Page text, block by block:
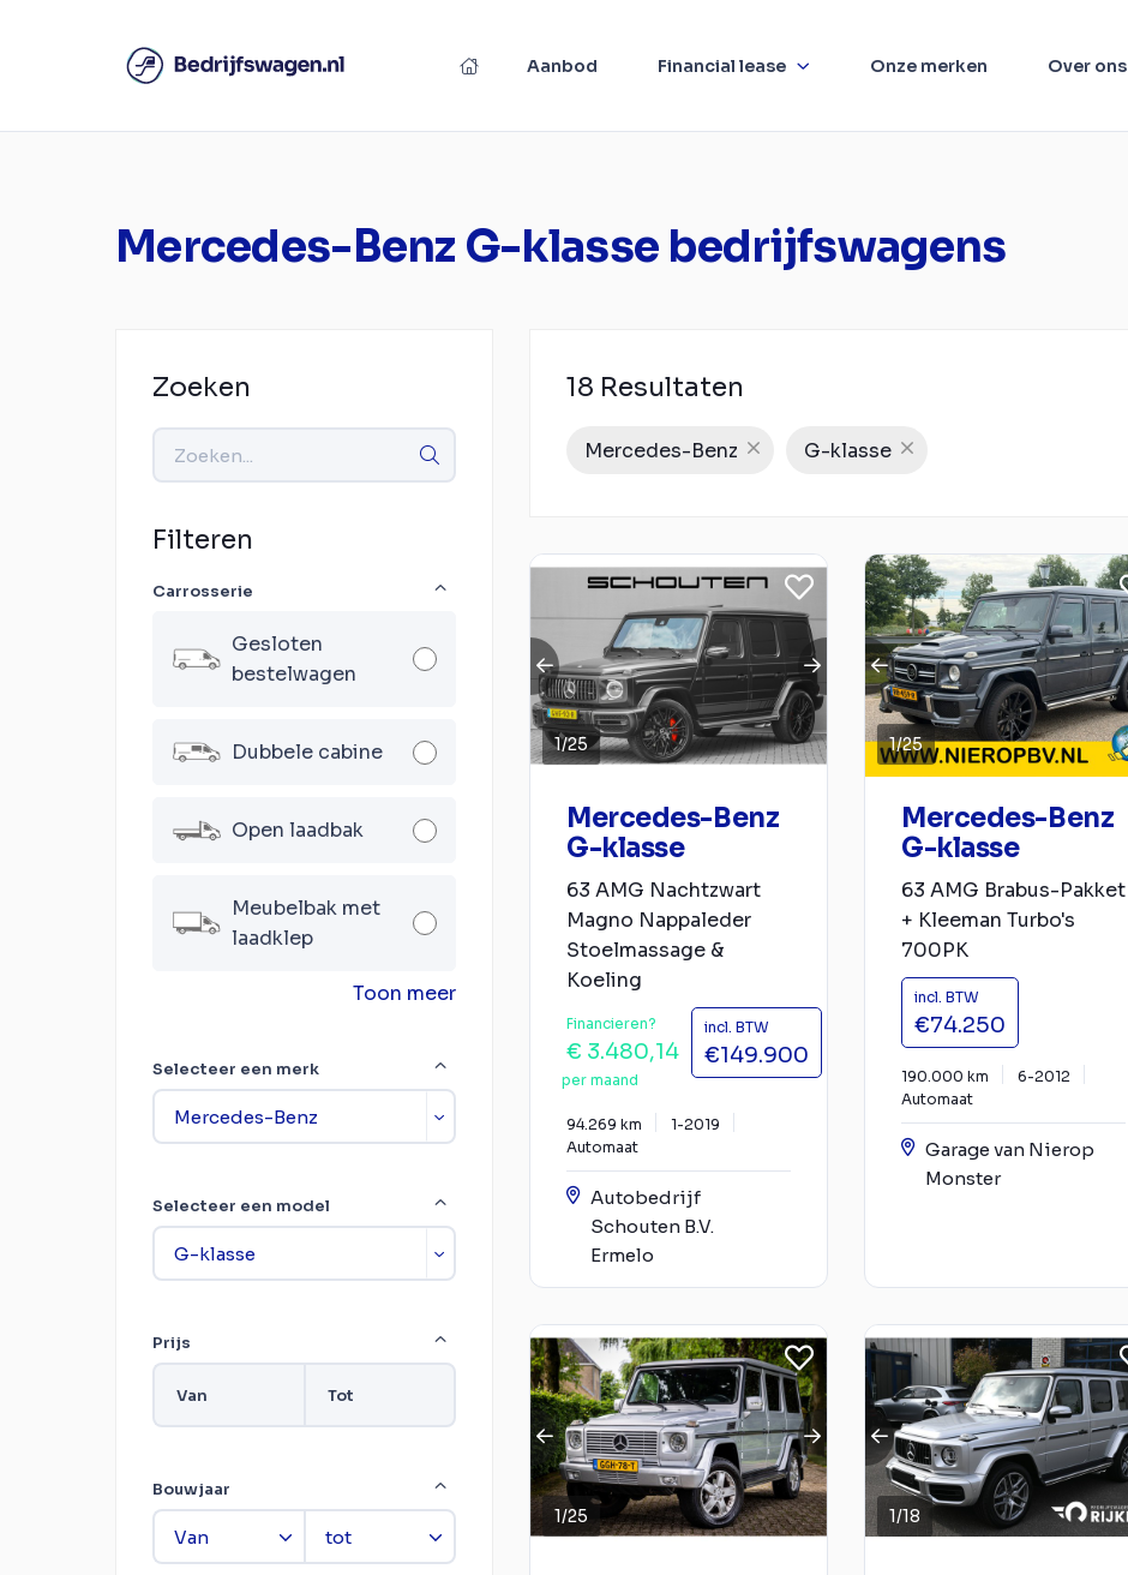
Aanbod Financial lease Onze merken Over ons
Mercedes-Benz G-klasse bedrijfswagens
Zoeken
Filteren
Carrosserie
Gesloten
bestelwagen
Dubbele cabine
Open laadbak
Meubelbak met
laadklep
Toon meer
Selecteer een merk
Selecteer een model
Prijs
Van Tot
Bouwjaar
18 Resultaten
Mercedes-Benz G-klasse
1/25
Mercedes-Benz
G-klasse
63 AMG Nachtzwart
Magno Nappaleder
Stoelmassage &
Koeling
Financieren?
€ 3.480,14
per maand
incl. BTW
€149.900
94.269 km
1-2019
Automaat
Autobedrijf
Schouten B.V.
Ermelo
1/25
Mercedes-Benz
G-klasse
63 AMG Brabus-Pakket
+ Kleeman Turbo's
700PK
incl. BTW
€74.250
190.000 km
6-2012
Automaat
Garage van Nierop
Monster
1/25 1/18